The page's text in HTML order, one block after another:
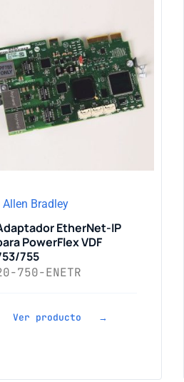
Allen Bradley
EtherNet-IP
PowerFlex VDF
755
750-ENETR
Ver producto →